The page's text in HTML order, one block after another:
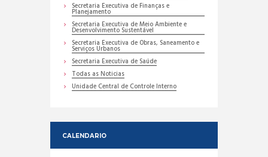
Secretaria Executiva de Finanças e
Planejamento
Secretaria Executiva de Meio Ambiente e
Desenvolvimento Sustentável
Secretaria Executiva de Obras, Saneamento e
Serviços Urbanos
Secretaria Executiva de Saúde
Todas as Noticias
Unidade Central de Controle Interno
CALENDARIO